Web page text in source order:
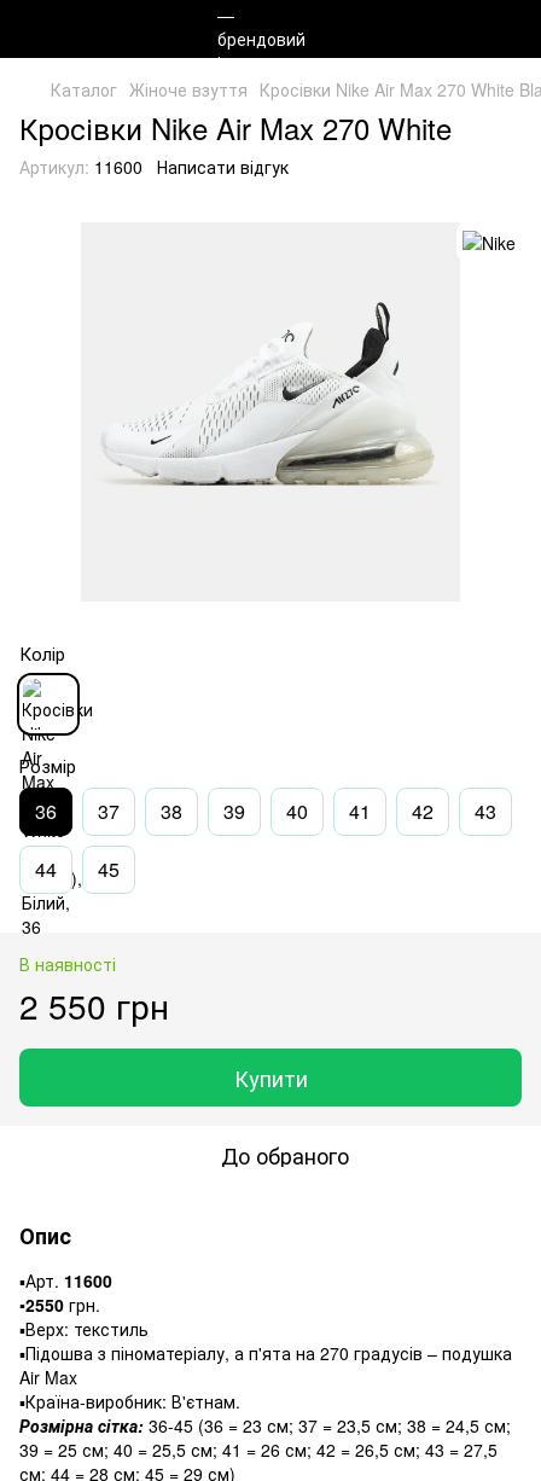
Каталог Жіноче взуття Кросівки Nike Air Max 270 White
Кросівки Nike Air Max 270 White
Артикул: 11600 Написати відгук
Колір
Розмір
36 37 38 39 40 41 42 43
44 45
В наявності
2 550 грн
Купити
До обраного
Опис
▪️Арт. 11600
▪️2550 грн.
▪️Верх: текстиль
▪️Підошва з піноматеріалу, а п'ята на 270 градусів – подушка
Air Max
▪️Країна-виробник: В'єтнам.
Розмірна сітка: 36-45 (36 = 23 см; 37 = 23,5 см; 38 = 24,5 см;
39 = 25 см; 40 = 25,5 см; 41 = 26 см; 42 = 26,5 см; 43 = 27,5
см; 44 = 28 см; 45 = 29 см)